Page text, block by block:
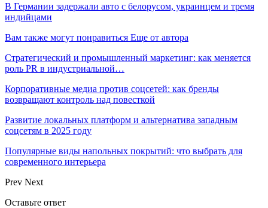
В Германии задержали авто с белорусом, украинцем и тремя
индийцами
Вам также могут понравиться Еще от автора
Стратегический и промышленный маркетинг: как меняется
роль PR в индустриальной…
Корпоративные медиа против соцсетей: как бренды
возвращают контроль над повесткой
Развитие локальных платформ и альтернатива западным
соцсетям в 2025 году
Популярные виды напольных покрытий: что выбрать для
современного интерьера
Prev Next
Оставьте ответ